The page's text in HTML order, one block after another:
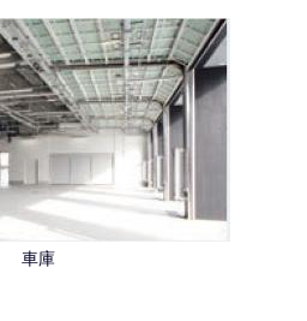
車庫